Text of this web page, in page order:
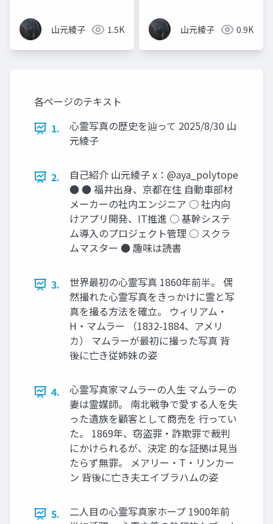
山元綾子 1.5K 山元綾子 0.9K
各ページのテキスト
1.
心霊写真の歴史を辿って 2025/8/30 山
元綾子
2.
自己紹介 山元綾子 x：@aya_polytope
● ● 福井出身、京都在住 自動車部材
メーカーの社内エンジニア ○ 社内向
けアプリ開発、IT推進 ○ 基幹システ
ム導入のプロジェクト管理 ○ スクラ
ムマスター ● 趣味は読書
3.
世界最初の心霊写真 1860年前半。 偶
然撮れた心霊写真をきっかけに霊と写
真を撮る方法を確立。 ウィリアム・
H・マムラー （1832-1884、アメリ
カ） マムラーが最初に撮った写真 背
後に亡き従姉妹の姿
4.
心霊写真家マムラーの人生 マムラーの
妻は霊媒師。 南北戦争で愛する人を失
った遺族を顧客として商売を 行ってい
た。 1869年、窃盗罪・詐欺罪で裁判
にかけられるが、決定 的な証拠は見当
たらず無罪。 メアリー・T・リンカー
ン 背後に亡き夫エイブラハムの姿
5.
二人目の心霊写真家ホープ 1900年前